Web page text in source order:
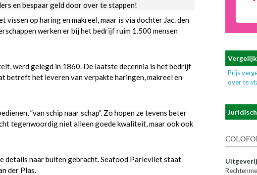
en bespaar geld door over te stappen!
op haring en makreel, maar is via dochter Jac. den
werken er bij het bedrijf ruim 1.500 mensen
werd gelegd in 1860. De laatste decennia is het bedrijf
betreft het leveren van verpakte haringen, makreel en
”van schip naar schap”. Zo hopen ze tevens beter
tegenwoordig niet alleen goede kwaliteit, maar ook ook
details naar buiten gebracht. Seafood Parlevliet staat
der Plas.
Prijs
over te
Uitgeverij